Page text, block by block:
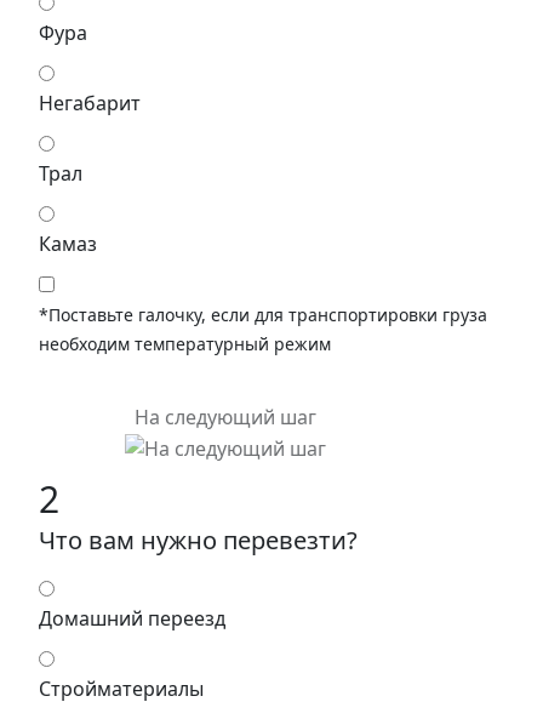
Фура
Негабарит
Трал
Камаз
*Поставьте галочку, если для транспортировки груза
необходим температурный режим
На следующий шаг
2
Что вам нужно перевезти?
Домашний переезд
Стройматериалы